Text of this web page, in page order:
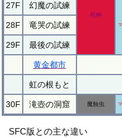
死神
27F 幻魔の試練
28F 竜哭の試練
29F 最後の試練
黄金都市
虹の根もと
30F 滝壺の洞窟 魔蝕虫
SFC版との主な違い